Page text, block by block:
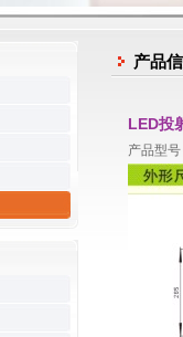
产品
LED投
产品型